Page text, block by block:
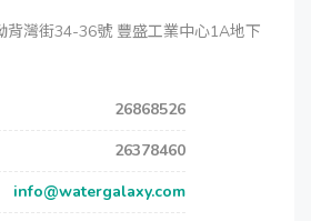
背灣街34-36號 豐盛工業中心1A地下
26868526
26378460
info@watergalaxy.com